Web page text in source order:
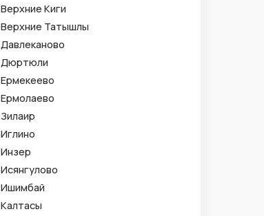
Верхние Киги
Верхние Татышлы
Давлеканово
Дюртюли
Ермекеево
Ермолаево
Зилаир
Иглино
Инзер
Исянгулово
Ишимбай
Калтасы